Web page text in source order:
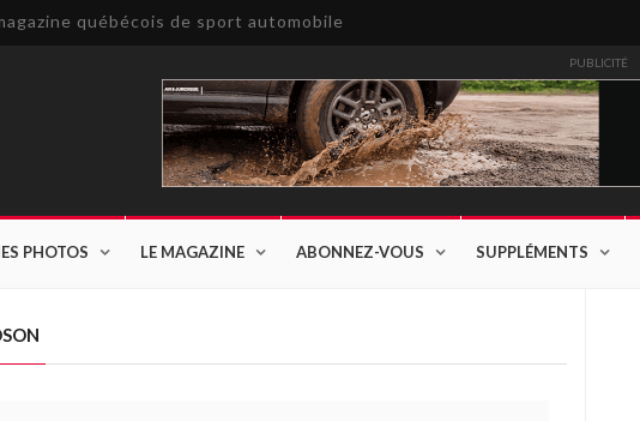
québécois de sport automobile
PUBLICITÉ
PHOTOS LE MAGAZINE ABONNEZ-VOUS SUPPLÉMENTS